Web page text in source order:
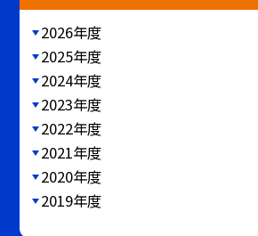
2026年度
2025年度
2024年度
2023年度
2022年度
2021年度
2020年度
2019年度